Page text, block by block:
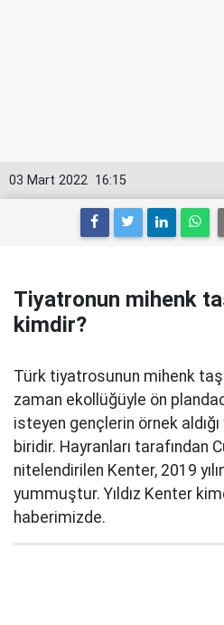
16:15
03 Mart 2022
Tiyatronun mihenk
kimdir?
Türk tiyatrosunun mihenk
zaman ekollüğüyle ön
isteyen gençlerin örnek
biridir. Hayranları tarafından
nitelendirilen Kenter, 2019
yummuştur. Yıldız Kenter
haberimizde.